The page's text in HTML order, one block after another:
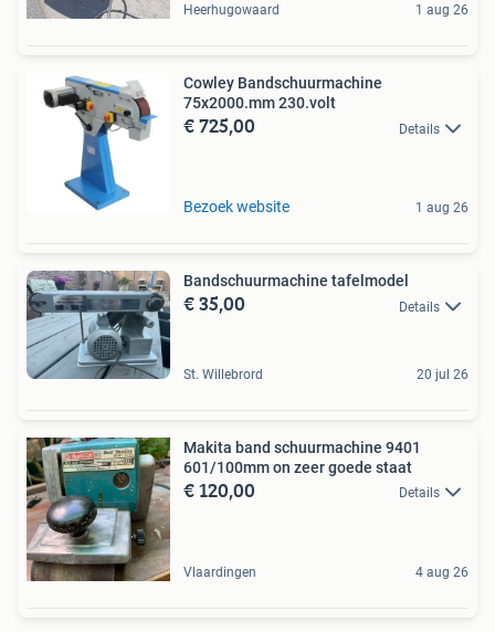
Heerhugowaard 1 aug 26
Cowley Bandschuurmachine
75x2000.mm 230.volt
€ 725,00 Details
Bezoek website 1 aug 26
Bandschuurmachine tafelmodel
€ 35,00 Details
St. Willebrord 20 jul 26
Makita band schuurmachine 9401
601/100mm on zeer goede staat
€ 120,00 Details
Vlaardingen 4 aug 26